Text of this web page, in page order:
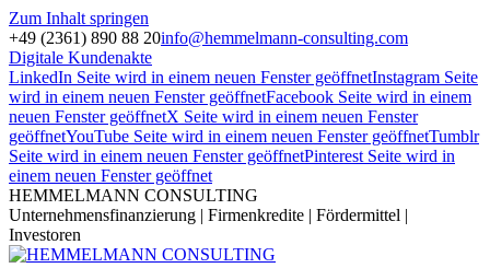
Zum Inhalt springen
+49 (2361) 890 88 20info@hemmelmann-consulting.com
Digitale Kundenakte
LinkedIn Seite wird in einem neuen Fenster geöffnetInstagram Seite
wird in einem neuen Fenster geöffnetFacebook Seite wird in einem
neuen Fenster geöffnetX Seite wird in einem neuen Fenster
geöffnetYouTube Seite wird in einem neuen Fenster geöffnetTumblr
Seite wird in einem neuen Fenster geöffnetPinterest Seite wird in
einem neuen Fenster geöffnet
HEMMELMANN CONSULTING
Unternehmensfinanzierung | Firmenkredite | Fördermittel |
Investoren